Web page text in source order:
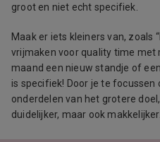
groot en niet echt specifiek.
Maak er iets kleiners van, zoals
vrijmaken voor quality time met
maand een nieuw standje of
is specifiek! Door je te focussen
onderdelen van het grotere
duidelijker, maar ook makkelijker.